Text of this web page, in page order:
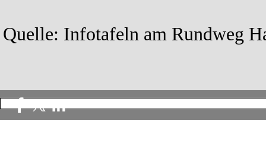
Quelle: Infotafeln am Rundweg